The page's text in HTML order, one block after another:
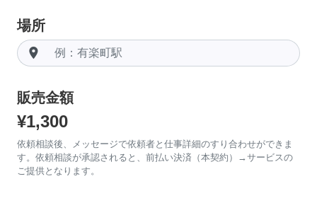
場所
room
販売金額
¥1,300
依頼相談後、メッセージで依頼者と仕事詳細のすり合わせができま
す。依頼相談が承認されると、前払い決済（本契約）→サービスの
ご提供となります。